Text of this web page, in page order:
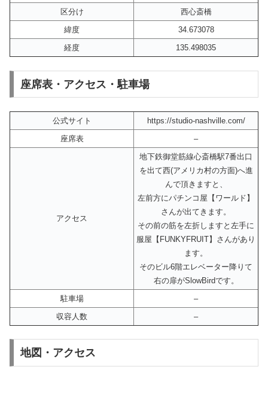
区分け
西心斎橋
緯度
34.673078
経度
135.498035
座席表・アクセス・駐車場
公式サイト
https://studio-nashville.com/
座席表
–
アクセス
地下鉄御堂筋線心斎橋駅7番出口
を出て西(アメリカ村の方面)へ進
んで頂きますと、
左前方にパチンコ屋【ワールド】
さんが出てきます。
その前の筋を左折しますと左手に
服屋【FUNKYFRUIT】さんがあり
ます。
そのビル6階エレベーター降りて
右の扉がSlowBirdです。
駐車場
–
収容人数
–
地図・アクセス